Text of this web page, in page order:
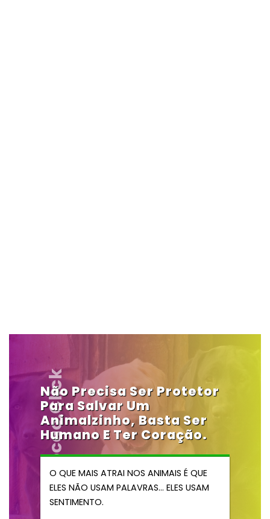
Vendocao.click
Não Precisa Ser Protetor
Para Salvar Um
Animalzinho, Basta Ser
Humano E Ter Coração.
O QUE MAIS ATRAI NOS ANIMAIS É QUE
ELES NÃO USAM PALAVRAS… ELES USAM
SENTIMENTO.